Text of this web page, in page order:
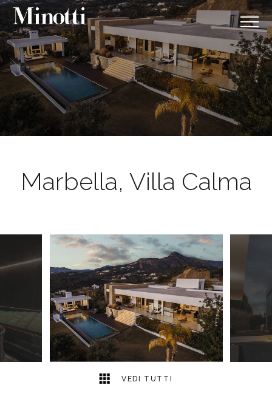
Marbella, Villa Calma
VEDI TUTTI